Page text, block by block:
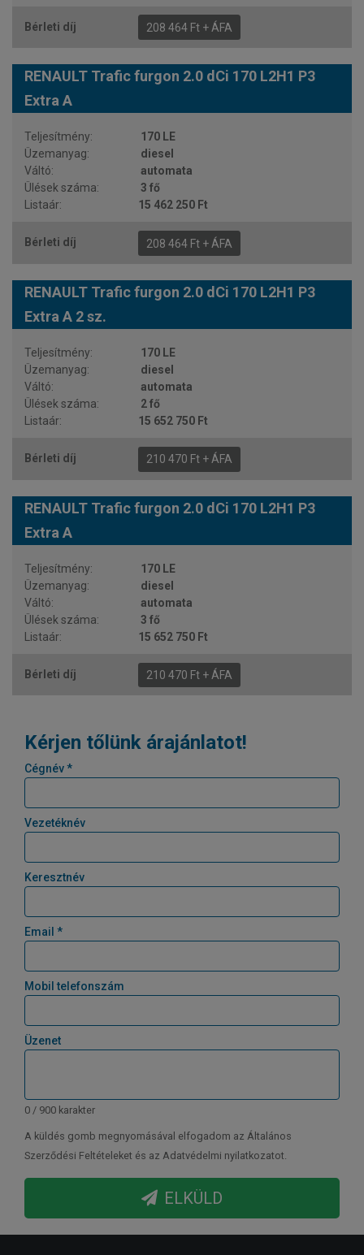
208 464 Ft + ÁFA
RENAULT Trafic furgon 2.0 dCi 170 L2H1 P3
Extra A
170 LE
diesel
automata
3 fő
15 462 250 Ft
208 464 Ft + ÁFA
RENAULT Trafic furgon 2.0 dCi 170 L2H1 P3
Extra A 2 sz.
170 LE
diesel
automata
2 fő
15 652 750 Ft
210 470 Ft + ÁFA
RENAULT Trafic furgon 2.0 dCi 170 L2H1 P3
Extra A
170 LE
diesel
automata
3 fő
15 652 750 Ft
210 470 Ft + ÁFA
Kérjen tőlünk árajánlatot!
Cégnév *
Vezetéknév
Keresztnév
Email *
Mobil telefonszám
Üzenet
0 / 900 karakter
A küldés gomb megnyomásával elfogadom az Általános
Szerződési Feltételeket és az Adatvédelmi nyilatkozatot.
ELKÜLD